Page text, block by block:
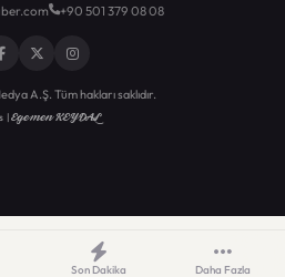
+90 501 379 08 08
A.Ş. Tüm hakları saklıdır.
|Egemen KEYDAL
Son Dakika Daha Fazla